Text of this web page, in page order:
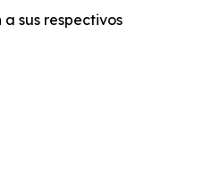
sus respectivos